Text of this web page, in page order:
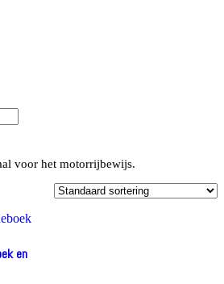
voor het motorrijbewijs.
en